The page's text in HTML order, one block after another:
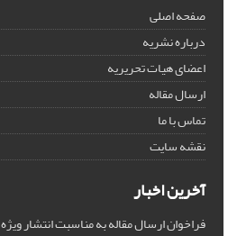
صفحه اصلی
درباره نشریه
اعضای هیات تحریریه
ارسال مقاله
تماس با ما
نقشه سایت
آخرین اخبار
فراخوان ارسال مقاله به مناسبت انتشار